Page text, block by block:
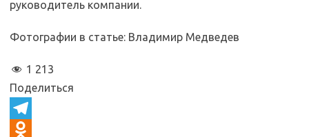
руководитель компании.
Фотографии в статье: Владимир Медведев
1 213
Поделиться
T